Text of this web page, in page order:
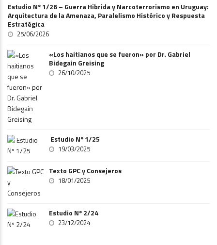
Estudio Nº 1/26 – Guerra Hibrida y Narcoterrorismo en Uruguay:
Arquitectura de la Amenaza, Paralelismo Histórico y Respuesta
Estratégica
25/06/2026
«Los haitianos que se fueron» por Dr. Gabriel
Bidegain Greising
26/10/2025
Estudio Nº 1/25
19/03/2025
Texto GPC y Consejeros
18/01/2025
Estudio Nº 2/24
23/12/2024